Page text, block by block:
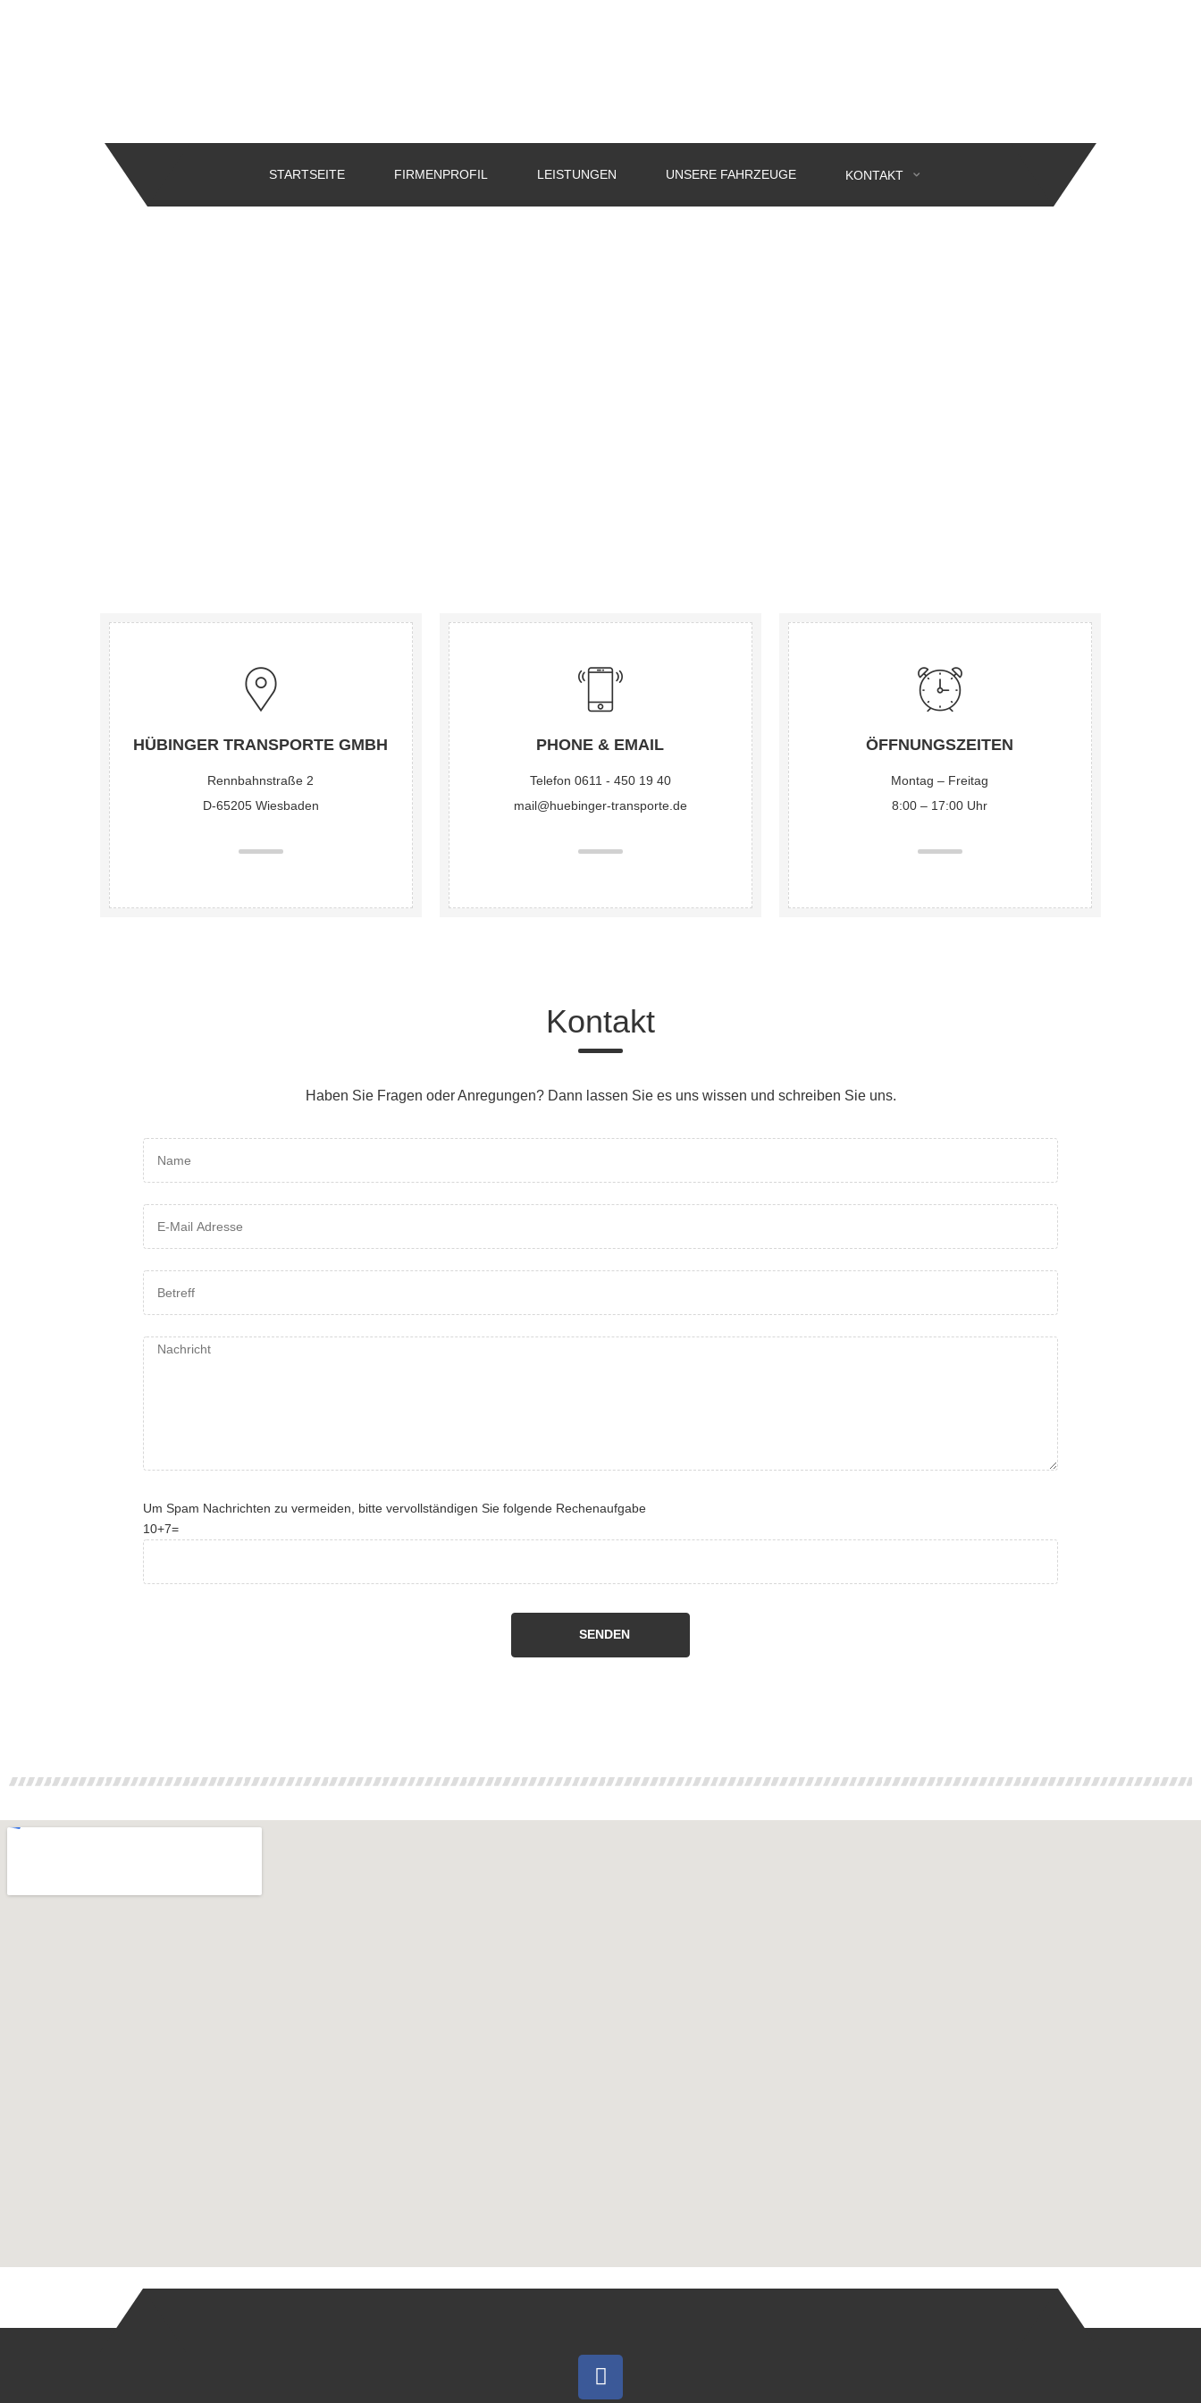
STARTSEITE FIRMENPROFIL LEISTUNGEN UNSERE FAHRZEUGE KONTAKT
HÜBINGER TRANSPORTE GMBH
Rennbahnstraße 2
D-65205 Wiesbaden
PHONE & EMAIL
Telefon 0611 - 450 19 40
mail@huebinger-transporte.de
ÖFFNUNGSZEITEN
Montag – Freitag
8:00 – 17:00 Uhr
Kontakt
Haben Sie Fragen oder Anregungen? Dann lassen Sie es uns wissen und schreiben Sie uns.
Um Spam Nachrichten zu vermeiden, bitte vervollständigen Sie folgende Rechenaufgabe
10+7=